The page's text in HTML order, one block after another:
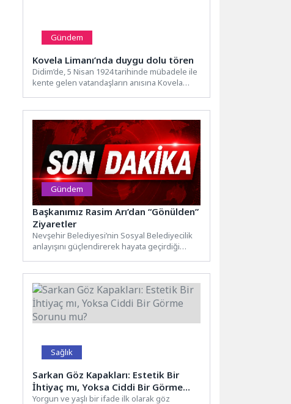
Gündem
Kovela Limanı’nda duygu dolu tören
Didim’de, 5 Nisan 1924 tarihinde mübadele ile
kente gelen vatandaşların anısına Kovela
Gündem
Başkanımız Rasim Arı’dan “Gönülden”
Ziyaretler
Nevşehir Belediyesi’nin Sosyal Belediyecilik
anlayışını güçlendirerek hayata geçirdiği
Sağlık
Sarkan Göz Kapakları: Estetik Bir
İhtiyaç mı, Yoksa Ciddi Bir Görme
Sorunu mu?
Yorgun ve yaşlı bir ifade ilk olarak göz